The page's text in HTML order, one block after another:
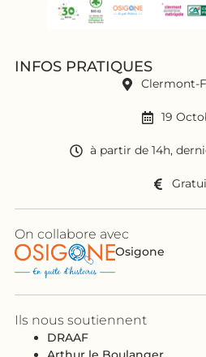
INFOS PRATIQUES
Clermont-
19
à partir de 14h,
On collabore avec
Osigone
Ils nous soutiennent
DRAAF